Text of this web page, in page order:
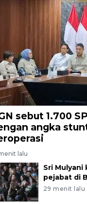
sebut 1.700
angka
lalu
Sri Mulyani
pejabat di
29 menit lalu